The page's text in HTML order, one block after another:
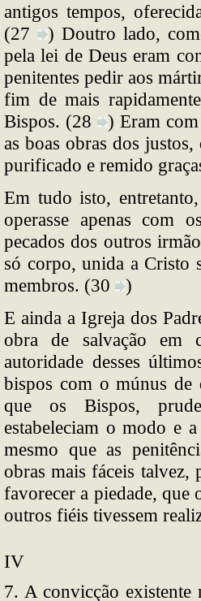
antigos tempos,
(27
) Doutro lado,
pela lei de Deus eram
penitentes pedir aos
fim de mais
Bispos. (28
) Eram com
as boas obras dos
purificado e remido
Em tudo isto,
operasse apenas com
pecados dos outros
só corpo, unida a Cristo
membros. (30
)
E ainda a Igreja dos
obra de salvação em
autoridade desses
bispos com o múnus
que os Bispos,
estabeleciam o modo e
mesmo que as
obras mais fáceis talvez,
favorecer a piedade, que
outros fiéis tivessem
IV
7. A convicção existente